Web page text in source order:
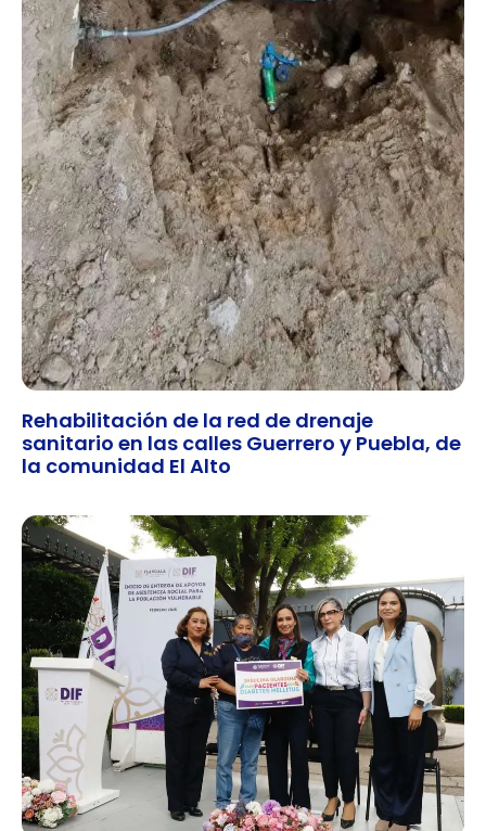
Rehabilitación de la red de drenaje
sanitario en las calles Guerrero y Puebla, de
la comunidad El Alto